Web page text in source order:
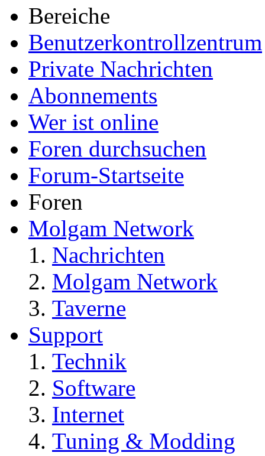
Bereiche
Benutzerkontrollzentrum
Private Nachrichten
Abonnements
Wer ist online
Foren durchsuchen
Forum-Startseite
Foren
Molgam Network
Nachrichten
Molgam Network
Taverne
Support
Technik
Software
Internet
Tuning & Modding